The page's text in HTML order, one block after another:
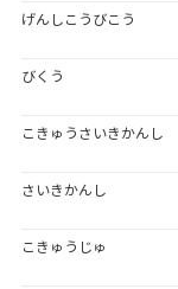
げんしこうびこう
びくう
こきゅうさいきかんし
さいきかんし
こきゅうじゅ